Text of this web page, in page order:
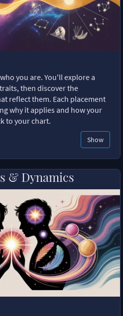
you are. You'll explore a
then discover the
reflect them. Each placement
why it applies and how your
to your chart.
Show
& Dynamics